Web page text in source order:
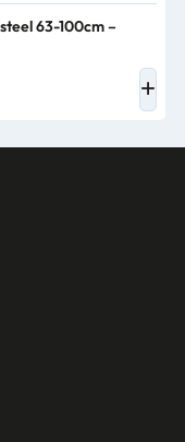
63-100cm –